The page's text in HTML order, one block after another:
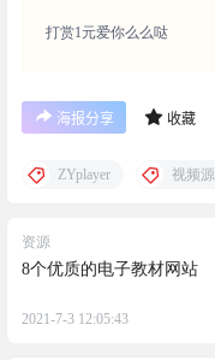
打赏1元爱你么么哒
海报分享 收藏
ZYplayer 视频源
资源
8个优质的电子教材网站
2021-7-3 12:05:43